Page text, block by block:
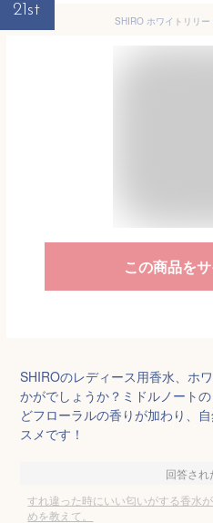
21st
SHIRO ホワイトリリ
この商品を
SHIROのレディース用香水、ホ
かがでしょうか？ミドルノート
どフローラルの香りが加わり、
スメです！
回答され
すれ違った時にいい匂いがする香水
めを教えて。